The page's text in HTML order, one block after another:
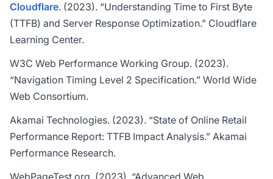
Cloudflare. (2023). “Understanding Time to First Byte
(TTFB) and Server Response Optimization.” Cloudflare
Learning Center.
W3C Web Performance Working Group. (2023).
“Navigation Timing Level 2 Specification.” World Wide
Web Consortium.
Akamai Technologies. (2023). “State of Online Retail
Performance Report: TTFB Impact Analysis.” Akamai
Performance Research.
WebPageTest.org. (2023). “Advanced Web